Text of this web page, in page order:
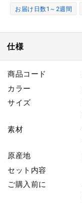
お届け日数1～2週間
仕様
商品コード
カラー
サイズ
素材
原産地
セット内容
ご購入前に